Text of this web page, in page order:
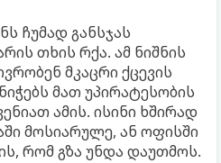
ჩუმად განსჯას
თხის რქა. ამ ნიშნის
მკაცრი ქცევის
მათ უპირატესობის
ამის. ისინი ხშირად
მოსიარულე, ან ოფისში
რომ გზა უნდა დაუთმოს.